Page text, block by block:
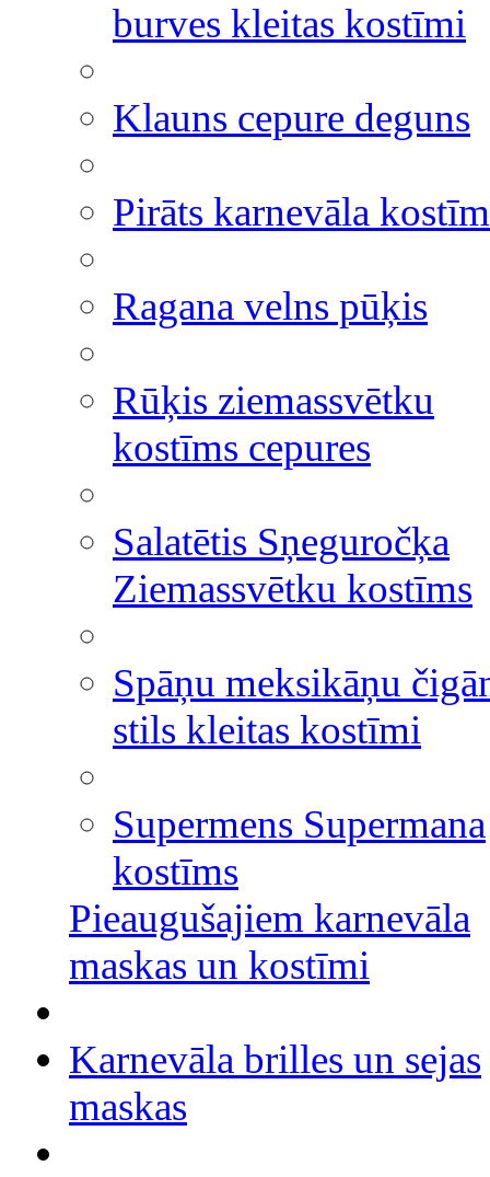
burves kleitas kostīmi
Klauns cepure deguns
Pirāts karnevāla
Ragana velns pūķis
Rūķis ziemassvētku
kostīms cepures
Salatētis Sņeguročķa
Ziemassvētku kostīms
Spāņu meksikāņu
stils kleitas kostīmi
Supermens Supermana
kostīms
Pieaugušajiem karnevāla
maskas un kostīmi
Karnevāla brilles un sejas
maskas